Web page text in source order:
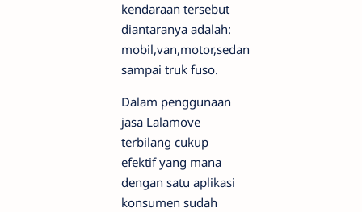
kendaraan tersebut
diantaranya adalah:
mobil,van,motor,sedan
sampai truk fuso.
Dalam penggunaan
jasa Lalamove
terbilang cukup
efektif yang mana
dengan satu aplikasi
konsumen sudah